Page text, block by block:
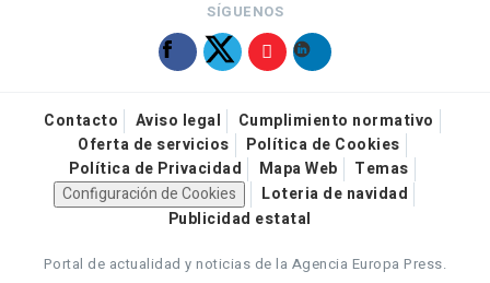
SÍGUENOS
Contacto Aviso legal
Cumplimiento normativo
Oferta de servicios
Política de Cookies
Política de Privacidad
Mapa Web
Temas
Configuración de Cookies
Loteria de navidad
Publicidad estatal
Portal de actualidad y noticias de la Agencia Europa Press.